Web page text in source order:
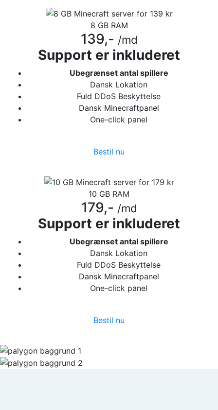
8 GB RAM
139,- /md
Support er inkluderet
Ubegrænset antal spillere
Dansk Lokation
Fuld DDoS Beskyttelse
Dansk Minecraftpanel
One-click panel
Bestil nu
10 GB RAM
179,- /md
Support er inkluderet
Ubegrænset antal spillere
Dansk Lokation
Fuld DDoS Beskyttelse
Dansk Minecraftpanel
One-click panel
Bestil nu